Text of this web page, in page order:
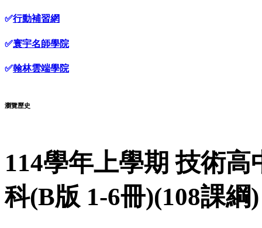
✅行動補習網
✅寰宇名師學院
✅翰林雲端學院
瀏覽歷史
114學年上學期 技術
科(B版 1-6冊)(108課綱